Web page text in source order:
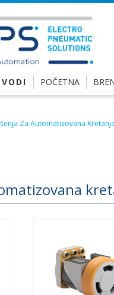
POČETNA
Za Automatizovana